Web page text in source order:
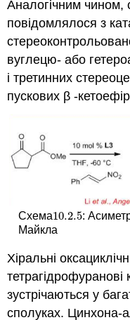
Аналогічним
повідомлялося з
вуглецю- або
і третинних
пускових β -
Схема10.2.5
10.2.5:
Майкла
Хіральні
тетрагідрофуранові
зустрічаються у
сполуках. Цинхона-